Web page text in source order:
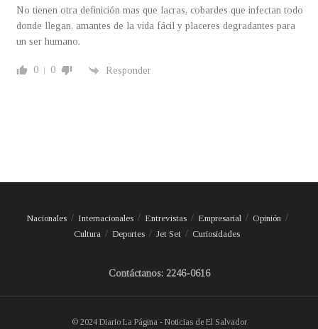
No tienen otra definición mas que lacras, cobardes que infectan todo
donde llegan, amantes de la vida fácil y placeres degradantes para
un ser humano.
0 0 Responder
Nacionales Internacionales Entrevistas Empresarial
Opinión
Cultura
Deportes Jet Set Curiosidades
Contáctanos: 2246-0616
© 2024 Diario La Página - Noticias de El Salvador